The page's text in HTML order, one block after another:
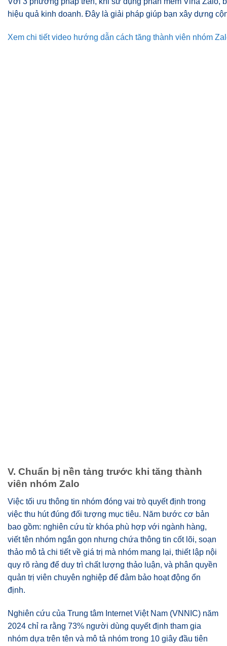
hiệu quả kinh doanh. Đây là giải pháp giúp bạn xây dựng
Xem chi tiết video hướng dẫn cách tăng thành viên nhóm
V. Chuẩn bị nền tảng trước khi tăng thành
viên nhóm Zalo
Việc tối ưu thông tin nhóm đóng vai trò quyết định trong
việc thu hút đúng đối tượng mục tiêu. Năm bước cơ bản
bao gồm: nghiên cứu từ khóa phù hợp với ngành hàng,
viết tên nhóm ngắn gọn nhưng chứa thông tin cốt lõi, soạn
thảo mô tả chi tiết về giá trị mà nhóm mang lại, thiết lập nội
quy rõ ràng để duy trì chất lượng thảo luận, và phân quyền
quản trị viên chuyên nghiệp để đảm bảo hoạt động ổn
định.
Nghiên cứu của Trung tâm Internet Việt Nam (VNNIC) năm
2024 chỉ ra rằng 73% người dùng quyết định tham gia
nhóm dựa trên tên và mô tả nhóm trong 10 giây đầu tiên